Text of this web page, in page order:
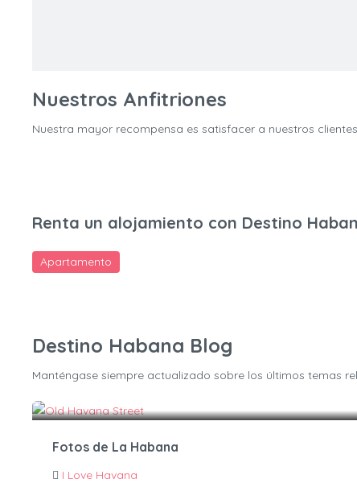
Nuestros Anfitriones
Nuestra mayor recompensa es satisfacer a nuestros
Renta un alojamiento con Destino
Apartamento
Destino Habana Blog
Manténgase siempre actualizado sobre los últimos temas
Fotos de La Habana
I Love Havana